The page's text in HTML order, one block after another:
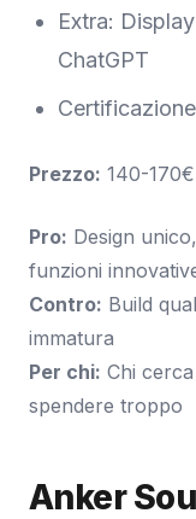
Extra:
ChatGPT
Prezzo: 140-170€
Pro: Design
funzioni
Contro: Build
immatura
Per chi: Chi
spendere troppo
Anker